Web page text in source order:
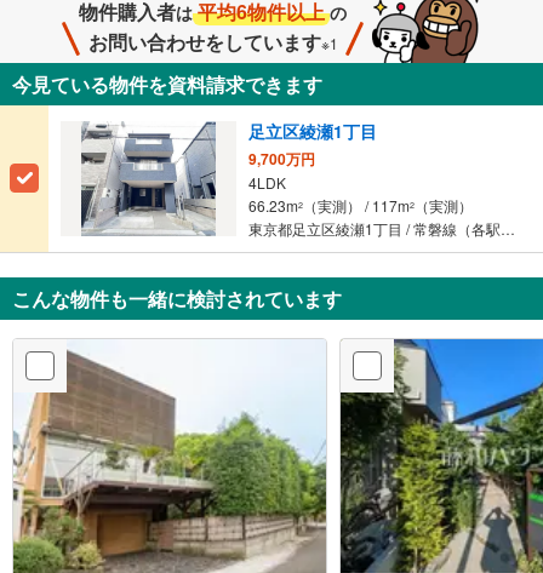
物件購入者は 平均6物件以上 の
お問い合わせをしています※1
今見ている物件を資料請求できます
足立区綾瀬1丁目
9,700万円
4LDK
66.23m2 （実測） / 117m2
（実測）
東京都足立区綾瀬1丁目 / 常磐線（各駅停車） 「綾瀬」駅 徒歩3分
こんな物件も一緒に検討されています